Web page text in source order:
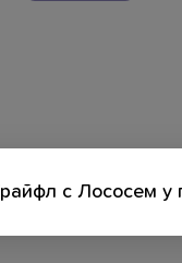
с Лососем у